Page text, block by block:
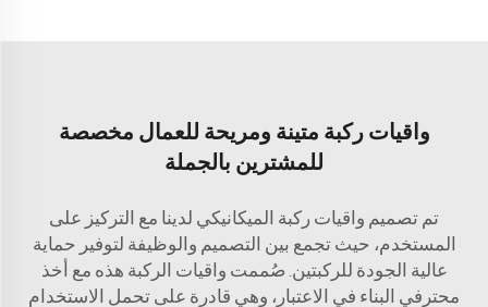
واقيات ركبة متينة ومريحة للعمال مخصصة
للمشترين بالجملة
تم تصميم واقيات ركبة الميكانيكي لدينا مع التركيز على
المستخدم، حيث تجمع بين التصميم والوظيفة لتوفير حماية
عالية الجودة للركبتين. صُممت واقيات الركبة هذه مع أخذ
محترفي البناء في الاعتبار، وهي قادرة على تحمل الاستخدام